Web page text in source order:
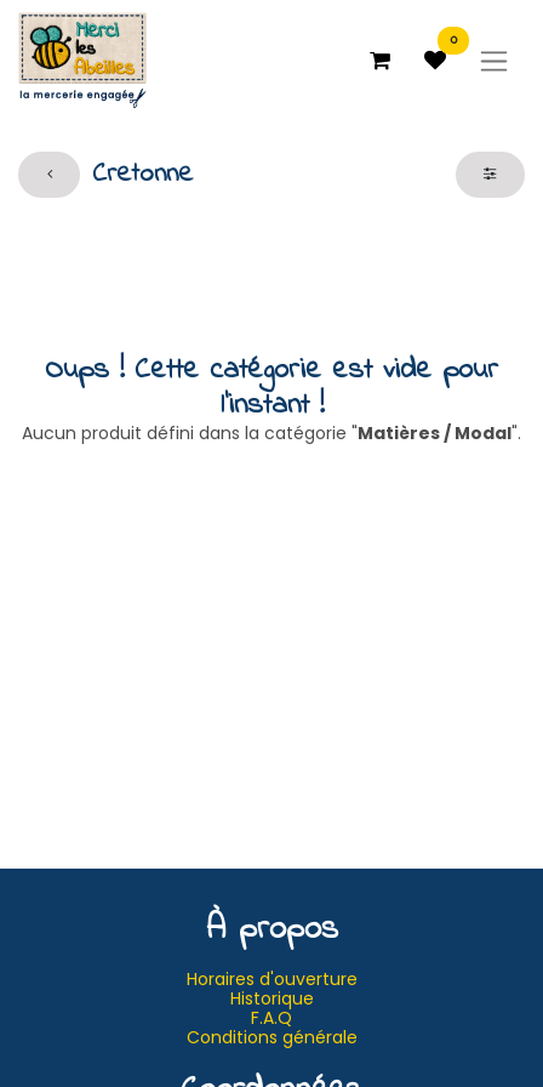
0
Cretonne
Oups ! Cette catégorie est vide pour
l'instant !
Aucun produit défini dans la catégorie "Matières / Modal".
À propos
Horaires d'ouverture
Historique
F.A.Q
Conditions générale